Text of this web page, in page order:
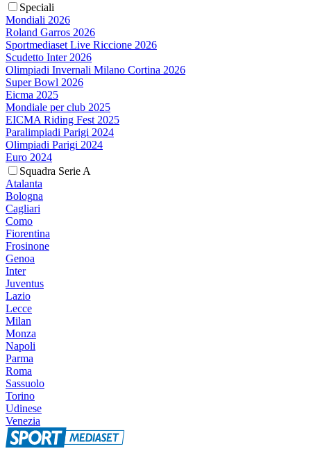
Speciali
Mondiali 2026
Roland Garros 2026
Sportmediaset Live Riccione 2026
Scudetto Inter 2026
Olimpiadi Invernali Milano Cortina 2026
Super Bowl 2026
Eicma 2025
Mondiale per club 2025
EICMA Riding Fest 2025
Paralimpiadi Parigi 2024
Olimpiadi Parigi 2024
Euro 2024
Squadra Serie A
Atalanta
Bologna
Cagliari
Como
Fiorentina
Frosinone
Genoa
Inter
Juventus
Lazio
Lecce
Milan
Monza
Napoli
Parma
Roma
Sassuolo
Torino
Udinese
Venezia